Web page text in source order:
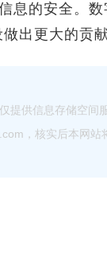
息的安全。数
出更大的贡献
提供信息存储空间
，核实后本网站